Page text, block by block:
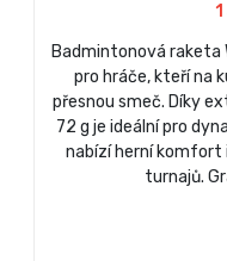
Badmintonová raketa
pro hráče, kteří na
přesnou smeč. Díky
72 g je ideální pro
nabízí herní komfort
turnajů.